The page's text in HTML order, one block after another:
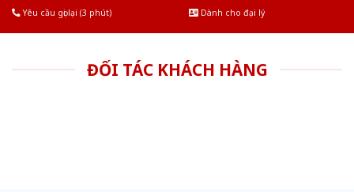
Yêu cầu gọi lại (3 phút)
Dành cho đại lý
ĐỐI TÁC KHÁCH HÀNG